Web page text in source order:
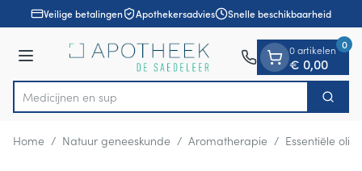
Ga naar de inhoud
1 van 1Veilige betalingen Apothekersadvies Snelle beschikbaarheid
Menu
Product, merk, categorie... Zoek
0 artikelen
€ 0,00
0
Home / Natuur geneeskunde / Aromatherapie / Essentiële oliën